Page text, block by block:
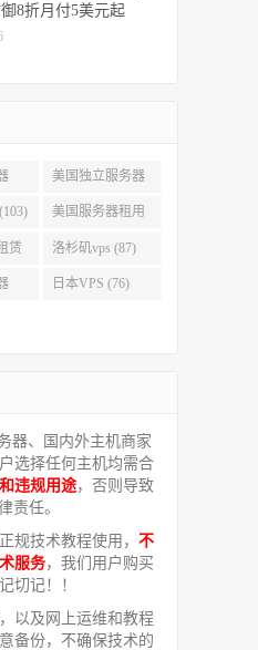
8折月付5美元起
美国独立服务器
(118)
美国服务器租用
(99)
赁 洛杉矶vps (87)
日本VPS (76)
器、国内外主机商家
选择任何主机均需合
违规用途，否则导致
责任。
规技术教程使用， 不
服务，我们用户购买
切记！！
以及网上运维和教程
备份，不确保技术的